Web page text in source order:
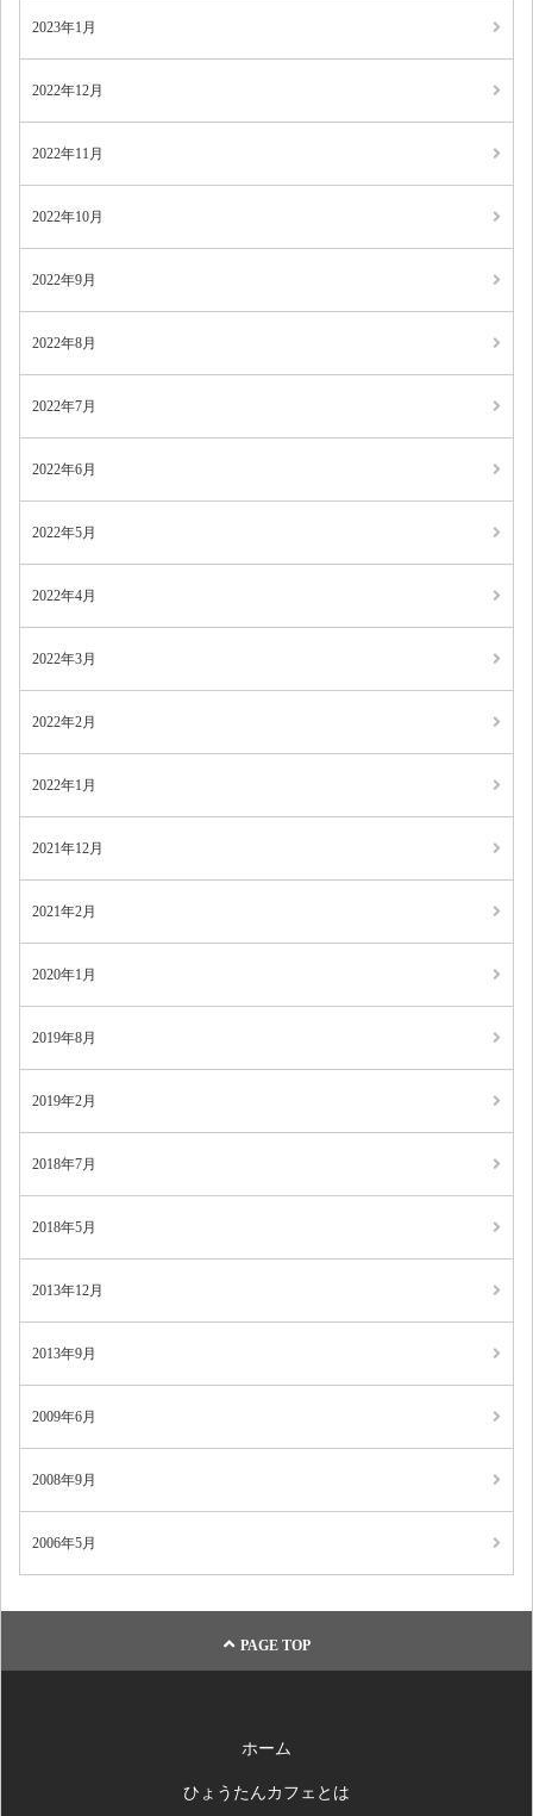
2023年1月
2022年12月
2022年11月
2022年10月
2022年9月
2022年8月
2022年7月
2022年6月
2022年5月
2022年4月
2022年3月
2022年2月
2022年1月
2021年12月
2021年2月
2020年1月
2019年8月
2019年2月
2018年7月
2018年5月
2013年12月
2013年9月
2009年6月
2008年9月
2006年5月
PAGE TOP
ホーム
ひょうたんカフェとは